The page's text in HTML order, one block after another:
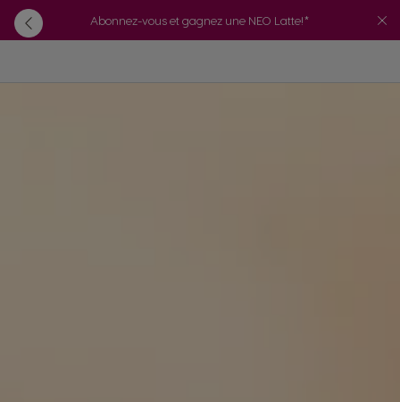
Abonnez-vous et gagnez une NEO Latte!*